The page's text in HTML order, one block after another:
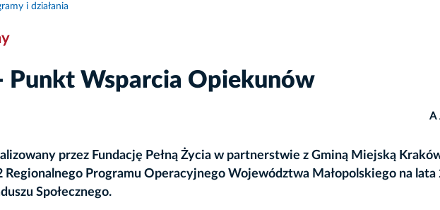
i działania
Punkt Wsparcia Opiekunów
A
przez Fundację Pełną Życia w partnerstwie z Gminą Miejską
Regionalnego Programu Operacyjnego Województwa Małopolskiego na lata
Społecznego.